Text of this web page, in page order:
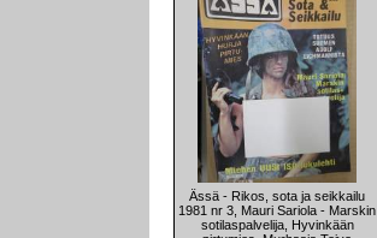
Ässä - Rikos, sota ja seikkailu
1981 nr 3, Mauri Sariola - Marskin
sotilaspalvelija, Hyvinkään